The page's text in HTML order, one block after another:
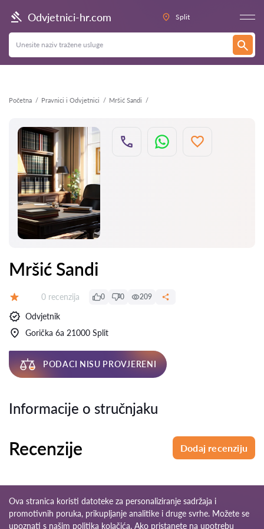
Odvjetnici-hr.com Split
Početna Pravnici i Odvjetnici Mršić Sandi
Natrag
Mršić Sandi
Recenzija:
0 recenzija 0 0 209
Odvjetnik
Gorička 6a 21000 Split
PODACI NISU PROVJERENI
Informacije o stručnjaku
Recenzije Dodaj recenziju
Ova stranica koristi datoteke za personaliziranje sadržaja i
promotivnih poruka, prikupljanje analitike i druge svrhe. Možete se
upoznati s našim politika kolačića. Ako pristanete na upotrebu